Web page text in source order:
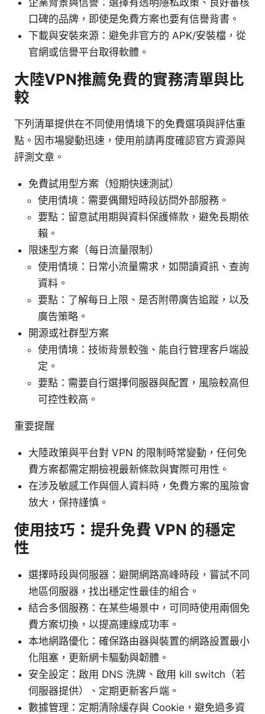
口碑的品牌，即使是免費方案也要有信譽背書。
下載與安裝來源：避免非官方的 APK/安裝檔，從
官網或信譽平台取得軟體。
大陸VPN推薦免費的實務清單與比
較
下列清單提供在不同使用情境下的免費選項與評估重
點。因市場變動迅速，使用前請再度確認官方資源與
評測文章。
免費試用型方案（短期快速測試）
使用情境：需要偶爾短時段訪問外部服務。
要點：留意試用期與資料保護條款，避免長期依
賴。
限速型方案（每日流量限制）
使用情境：日常小流量需求，如閱讀資訊、查詢
資料。
要點：了解每日上限、是否附帶廣告追蹤，以及
廣告策略。
開源或社群型方案
使用情境：技術背景較強、能自行管理客戶端設
定。
要點：需要自行選擇伺服器與配置，風險較高但
可控性較高。
重要提醒
大陸政策與平台對 VPN 的限制時常變動，任何免
費方案都需定期檢視最新條款與實際可用性。
在涉及敏感工作與個人資料時，免費方案的風險會
放大，保持謹慎。
使用技巧：提升免費 VPN 的穩定
性
選擇時段與伺服器：避開網路高峰時段，嘗試不同
地區伺服器，找出穩定性最佳的組合。
結合多個服務：在某些場景中，可同時使用兩個免
費方案切換，以提高連線成功率。
本地網路優化：確保路由器與裝置的網路設置最小
化阻塞，更新網卡驅動與韌體。
安全設定：啟用 DNS 洗牌、啟用 kill switch（若
伺服器提供）、定期更新客戶端。
數據管理：定期清除緩存與 Cookie，避免過多資